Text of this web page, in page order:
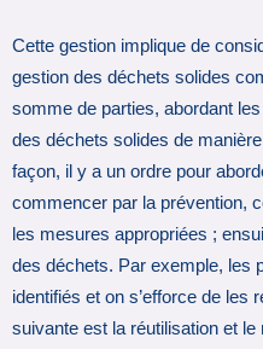
Cette gestion implique de
gestion des déchets solides
somme de parties, abordant
des déchets solides de
façon, il y a un ordre pour
commencer par la prévention,
les mesures appropriées ;
des déchets. Par exemple, les
identifiés et on s’efforce de les
suivante est la réutilisation et le